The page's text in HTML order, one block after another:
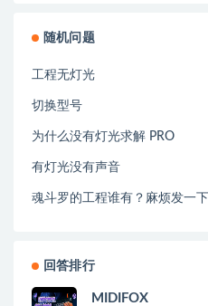
随机问题
工程无灯光
切换型号
为什么没有灯光求解 PRO
有灯光没有声音
魂斗罗的工程谁有？麻烦发一下
回答排行
MIDIFOX